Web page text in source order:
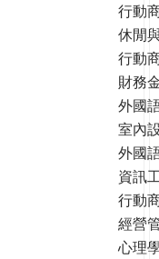
行動
休閒
行動
財務
外國
室內
外國
資訊
行動
經營
心理